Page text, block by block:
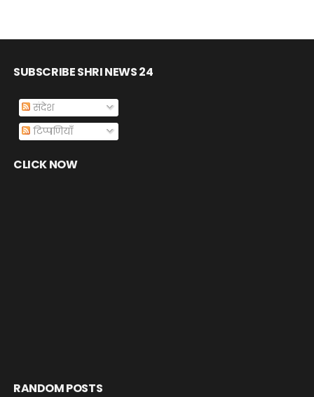
SUBSCRIBE SHRI NEWS 24
संदेश
टिप्पणियाँ
CLICK NOW
RANDOM POSTS